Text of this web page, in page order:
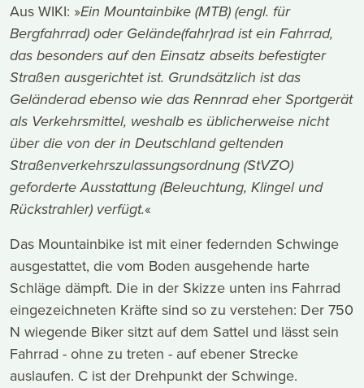
Aus WIKI: »Ein Mountainbike (MTB) (engl. für
Bergfahrrad) oder Gelände(fahr)rad ist ein Fahrrad,
das besonders auf den Einsatz abseits befestigter
Straßen ausgerichtet ist. Grundsätzlich ist das
Geländerad ebenso wie das Rennrad eher Sportgerät
als Verkehrsmittel, weshalb es üblicherweise nicht
über die von der in Deutschland geltenden
Straßenverkehrszulassungsordnung (StVZO)
geforderte Ausstattung (Beleuchtung, Klingel und
Rückstrahler) verfügt.«
Das Mountainbike ist mit einer federnden Schwinge
ausgestattet, die vom Boden ausgehende harte
Schläge dämpft. Die in der Skizze unten ins Fahrrad
eingezeichneten Kräfte sind so zu verstehen: Der 750
N wiegende Biker sitzt auf dem Sattel und lässt sein
Fahrrad - ohne zu treten - auf ebener Strecke
auslaufen. C ist der Drehpunkt der Schwinge.